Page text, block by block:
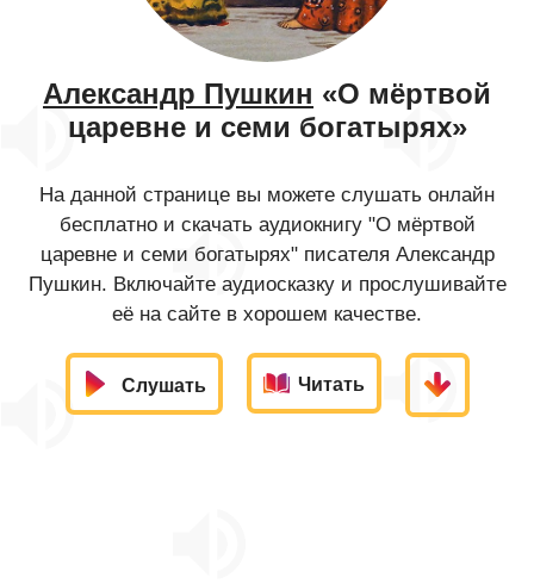
Александр Пушкин «О мёртвой
царевне и семи богатырях»
На данной странице вы можете слушать онлайн
бесплатно и скачать аудиокнигу "О мёртвой
царевне и семи богатырях" писателя Александр
Пушкин. Включайте аудиосказку и прослушивайте
её на сайте в хорошем качестве.
Слушать Читать